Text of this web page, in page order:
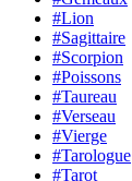
#Lion
#Sagittaire
#Scorpion
#Poissons
#Taureau
#Verseau
#Vierge
#Tarologue
#Tarot